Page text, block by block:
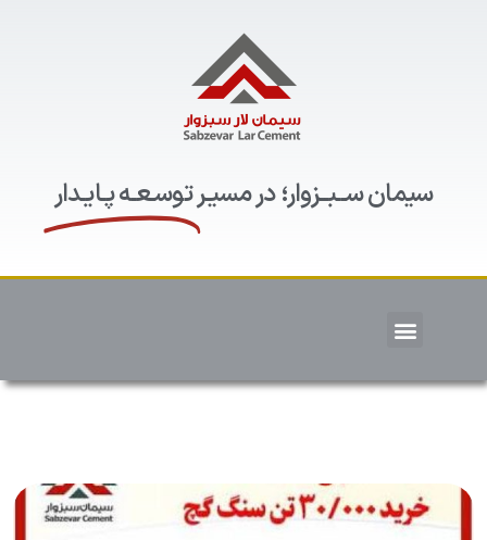
سیمان ســبــزوار؛ در مسیـرتوسـعـه پـایـدار